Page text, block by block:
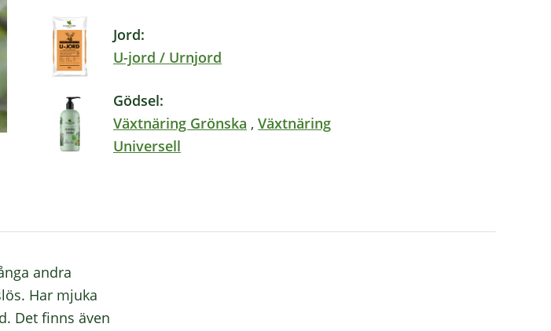
Jord:
U-jord / Urnjord
Gödsel:
Växtnäring Grönska , Växtnäring
Universell
andra
Har mjuka
Det finns även